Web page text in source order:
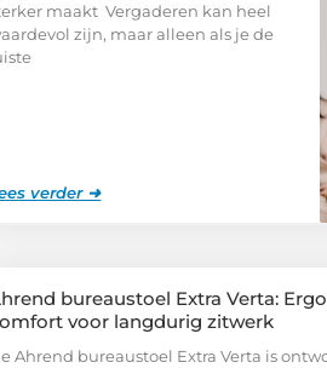
maakt Vergaderen kan heel
zijn, maar alleen als je de
verder ➜
bureaustoel Extra Verta:
voor langdurig zitwerk
Ahrend bureaustoel Extra Verta is